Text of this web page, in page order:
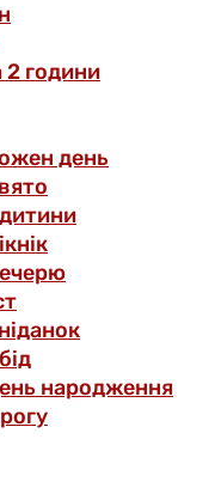
2 години
день
народження